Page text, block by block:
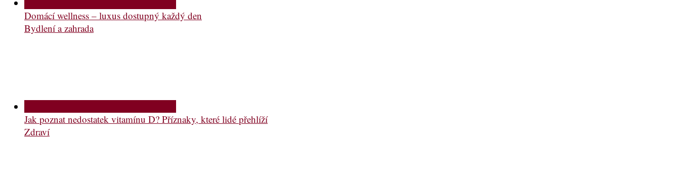
Domácí wellness – luxus dostupný každý den
Bydlení a zahrada
Jak poznat nedostatek vitamínu D? Příznaky, které lidé přehlíží
Zdraví